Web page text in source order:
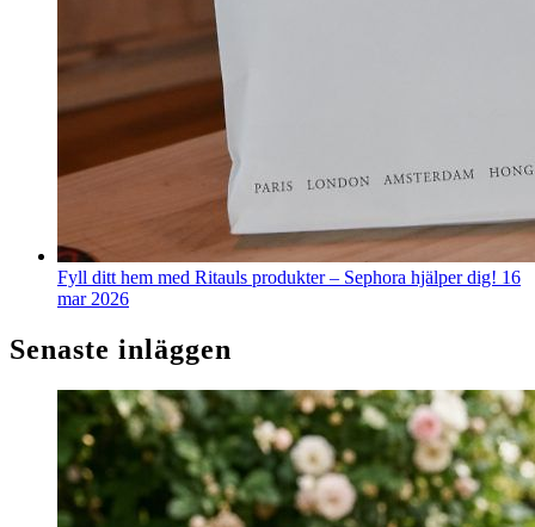
Fyll ditt hem med Ritauls produkter – Sephora hjälper dig! 16
mar 2026
Senaste inläggen